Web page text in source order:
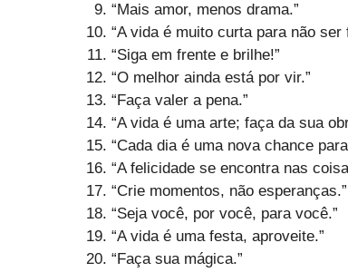
“Mais amor, menos drama.”
“A vida é muito curta para não ser
“Siga em frente e brilhe!”
“O melhor ainda está por vir.”
“Faça valer a pena.”
“A vida é uma arte; faça da sua
“Cada dia é uma nova chance
“A felicidade se encontra nas
“Crie momentos, não esperanças.”
“Seja você, por você, para você.”
“A vida é uma festa, aproveite.”
“Faça sua mágica.”